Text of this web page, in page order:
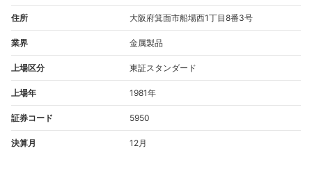
住所 大阪府箕面市船場西1丁目8番3号
業界 金属製品
上場区分 東証スタンダード
上場年 1981年
証券コード 5950
決算月 12月